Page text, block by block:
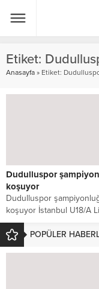
POPÜLER
Etiket:
Anasayfa » Etiket:
Dudulluspor
koşuyor
Dudulluspor
koşuyor İstanbul U18/A
Grup lideri Dudulluspor,
deplasmanda karşılaştığı